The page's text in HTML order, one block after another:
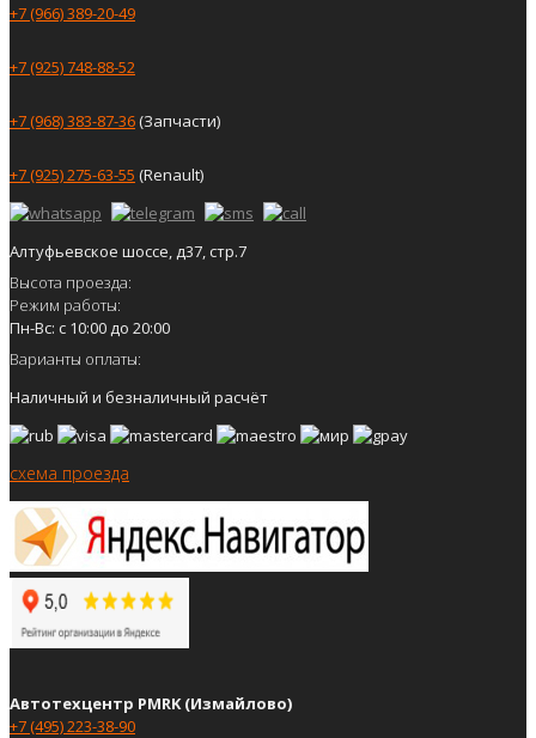
+7 (966) 389-20-49
+7 (925) 748-88-52
+7 (968) 383-87-36(Запчасти)
+7 (925) 275-63-55 (Renault)
Алтуфьевское шоссе, д37, стр.7
Высота проезда:
Режим работы:
Пн-Вс: с 10:00 до 20:00
Варианты оплаты:
Наличный и безналичный расчёт
схема проезда
Автотехцентр PMRK (Измайлово)
+7 (495) 223-38-90